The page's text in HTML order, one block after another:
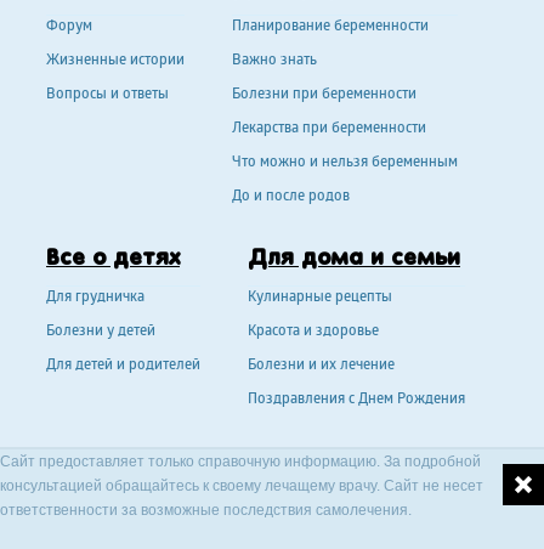
Форум
Жизненные истории
Вопросы и ответы
Планирование беременности
Важно знать
Болезни при беременности
Лекарства при беременности
Что можно и нельзя беременным
До и после родов
Все о детях
Для грудничка
Болезни у детей
Для детей и родителей
Для дома и семьи
Кулинарные рецепты
Красота и здоровье
Болезни и их лечение
Поздравления с Днем Рождения
Сайт предоставляет только справочную информацию. За подробной
консультацией обращайтесь к своему лечащему врачу. Сайт не несет
ответственности за возможные последствия самолечения.